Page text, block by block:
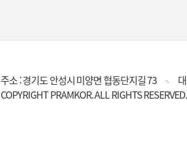
주소 : 경기도 안성시 미양면 협동단지길 73
COPYRIGHT PRAMKOR. ALL RIGHTS RESERVED.